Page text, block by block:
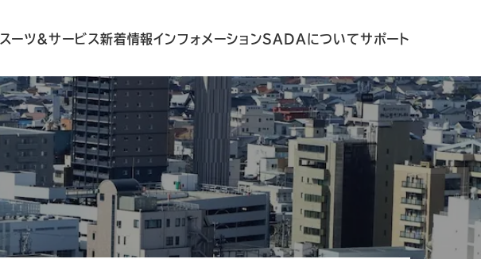
スーツ&サービス新着情報インフォメーションSADAについてサポート